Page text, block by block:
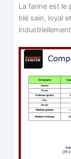
La farine est le
blé sain, loyal